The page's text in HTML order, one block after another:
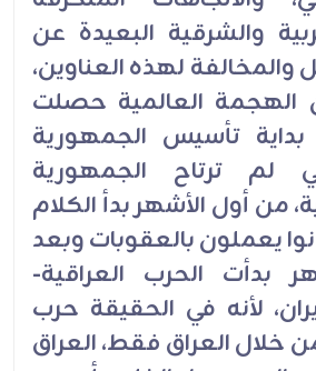
والشرقية البعيدة عن
والمخالفة لهذه العناوين،
الهجمة العالمية حصلت
تأسيس الجمهورية
لم ترتاح الجمهورية
من أول الأشهر بدأ الكلام
يعملون بالعقوبات وبعد
بدأت الحرب العراقية-
لأنه في الحقيقة حرب
خلال العراق فقط، العراق